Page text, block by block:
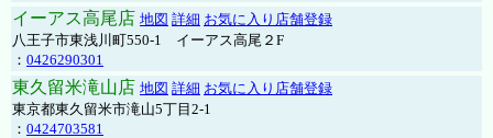
イーアス高尾店 地図 詳細 お気に入り店舗登録
八王子市東浅川町550-1 イーアス高尾２F
： 0426290301
東久留米滝山店 地図 詳細 お気に入り店舗登録
東京都東久留米市滝山5丁目2-1
： 0424703581